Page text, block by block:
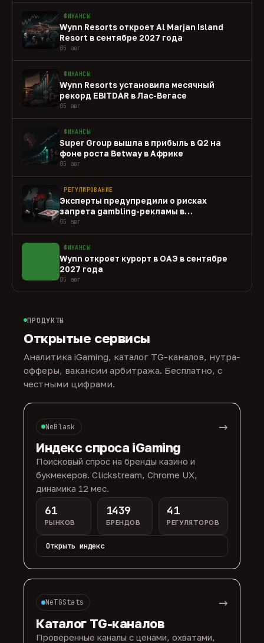
ФИНАНСЫ
Wynn Resorts откроет Al Marjan Island
Resort в сентябре 2027 года
05 авг
ФИНАНСЫ
Wynn Resorts установила месячный
рекорд EBITDAR в Лас-Вегасе
05 авг
ФИНАНСЫ
Super Group вышла в прибыль в Q2 на
фоне роста Betway в Африке
05 авг
РЕГУЛИРОВАНИЕ
Эксперты предупредили о рисках
запрета gambling-рекламы в
Нидерландах
05 авг
ФИНАНСЫ
Wynn откроет курорт в ОАЭ в сентябре
2027 года
05 авг
ПРОДУКТЫ
Открытые сервисы
Аналитика iGaming, каталог TG-каналов, нутра-
офферы, вакансии арбитража. Бесплатно, с
честными цифрами.
NeBlask →
Индекс спроса iGaming
Поисковый спрос на бренды казино и
букмекеров. Clickstream, Chrome UX,
динамика 12 мес.
61
РЫНКОВ
1439
БРЕНДОВ
41
РЕГУЛЯТОРОВ
Открыть индекс
NeTGStats →
Каталог TG-каналов
Проверенные каналы с ценами, охватами,